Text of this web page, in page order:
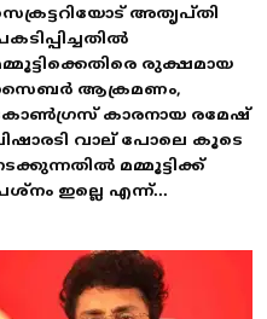
അതൃപ്തി
രുക്ഷമായ
ആക്രമണം,
കാരനായ രമേഷ്
വാല് പോലെ കൂടെ
മമ്മൂട്ടിക്ക്
ഇല്ലെ എന്ന്...